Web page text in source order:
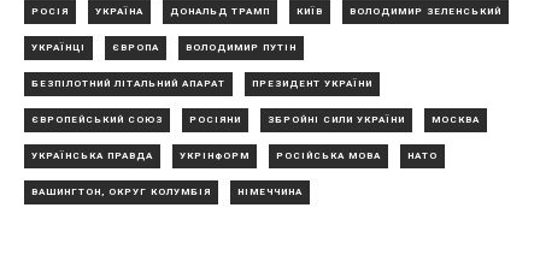
РОСІЯ УКРАЇНА ДОНАЛЬД ТРАМП КИЇВ ВОЛОДИМИР ЗЕЛЕНСЬКИЙ
УКРАЇНЦІ ЄВРОПА ВОЛОДИМИР ПУТІН
БЕЗПІЛОТНИЙ ЛІТАЛЬНИЙ АПАРАТ ПРЕЗИДЕНТ УКРАЇНИ
ЄВРОПЕЙСЬКИЙ СОЮЗ РОСІЯНИ ЗБРОЙНІ СИЛИ УКРАЇНИ МОСКВА
УКРАЇНСЬКА ПРАВДА УКРІНФОРМ РОСІЙСЬКА МОВА НАТО
ВАШИНГТОН, ОКРУГ КОЛУМБІЯ НІМЕЧЧИНА